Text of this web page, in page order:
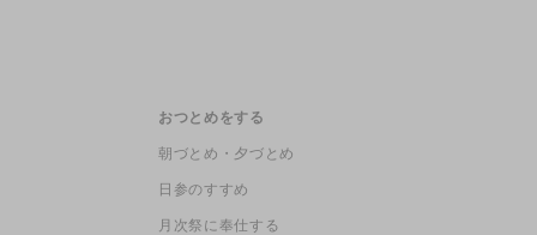
おつとめをする
朝づとめ・夕づとめ
日参のすすめ
月次祭に奉仕する